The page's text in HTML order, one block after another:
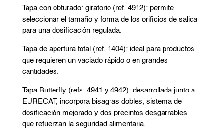
Tapa con obturador giratorio (ref. 4912): permite
seleccionar el tamaño y forma de los orificios de salida
para una dosificación regulada.
Tapa de apertura total (ref. 1404): ideal para productos
que requieren un vaciado rápido o en grandes
cantidades.
Tapa Butterfly (refs. 4941 y 4942): desarrollada junto a
EURECAT, incorpora bisagras dobles, sistema de
dosificación mejorado y dos precintos desgarrables
que refuerzan la seguridad alimentaria.